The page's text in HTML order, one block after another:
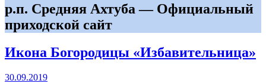
р.п. Средняя Ахтуба — Официальный
приходской сайт
Икона Богородицы «Избавительница»
30.09.2019